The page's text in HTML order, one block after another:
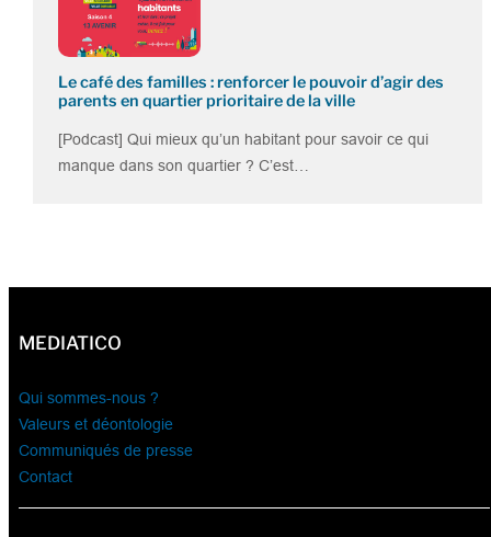
Le café des familles : renforcer le pouvoir d’agir des
parents en quartier prioritaire de la ville
[Podcast] Qui mieux qu’un habitant pour savoir ce qui
manque dans son quartier ? C’est…
MEDIATICO
Qui sommes-nous ?
Valeurs et déontologie
Communiqués de presse
Contact